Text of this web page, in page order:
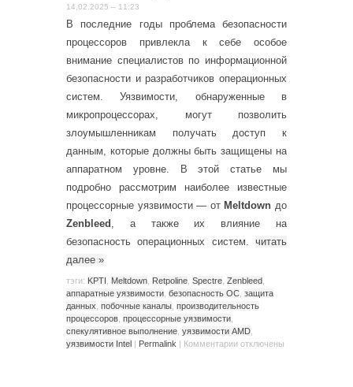
14.02.2025 – 11:23
В последние годы проблема безопасности
процессоров привлекла к себе особое
внимание специалистов по информационной
безопасности и разработчиков операционных
систем. Уязвимости, обнаруженные в
микропроцессорах, могут позволить
злоумышленникам получать доступ к
данным, которые должны быть защищены на
аппаратном уровне. В этой статье мы
подробно рассмотрим наиболее известные
процессорные уязвимости — от Meltdown до
Zenbleed , а также их влияние на
безопасность операционных систем. читать
далее »
тэги: KPTI Meltdown Retpoline Spectre Zenbleed
аппаратные уязвимости безопасность ОС защита
данных побочные каналы производительность
процессоров процессорные уязвимости
спекулятивное выполнение уязвимости AMD
уязвимости Intel | Permalink | Комментарии отключены